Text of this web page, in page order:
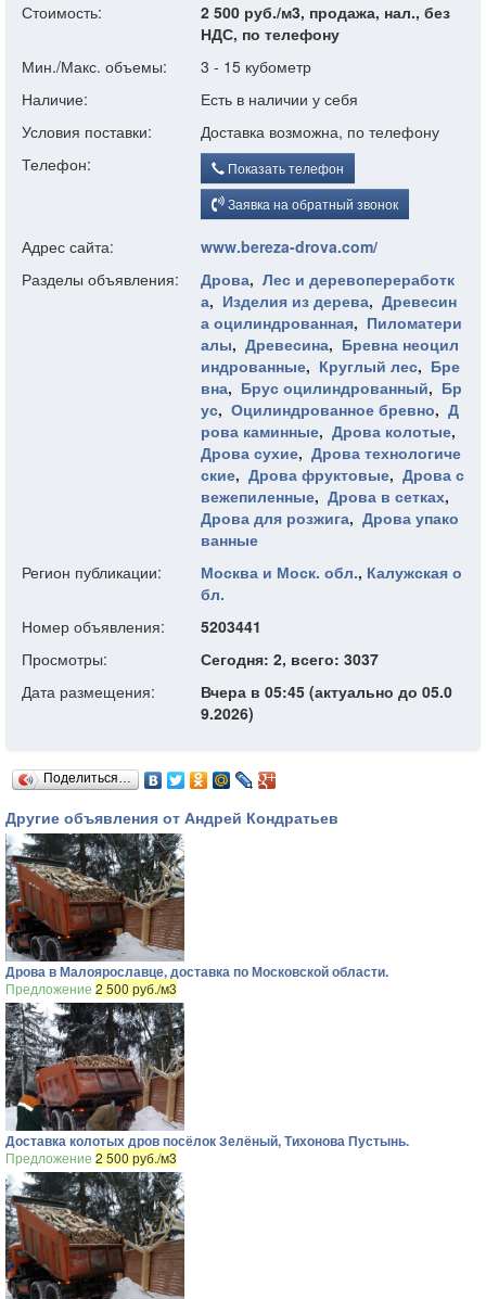
Стоимость:
2 500 руб./м3, продажа, нал., без
НДС, по телефону
Мин./Макс. объемы:
3 - 15 кубометр
Наличие:
Есть в наличии у себя
Условия поставки:
Доставка возможна, по телефону
Телефон:
Показать телефон
Заявка на обратный звонок
Адрес сайта:
www.bereza-drova.com/
Разделы объявления:
Дрова, Лес и деревопереработк
а, Изделия из дерева, Древесин
а оцилиндрованная, Пиломатери
алы, Древесина, Бревна неоцил
индрованные, Круглый лес, Бре
вна, Брус оцилиндрованный, Бр
ус, Оцилиндрованное бревно, Д
рова каминные, Дрова колотые,
Дрова сухие, Дрова технологиче
ские, Дрова фруктовые, Дрова с
вежепиленные, Дрова в сетках,
Дрова для розжига, Дрова упако
ванные
Регион публикации:
Москва и Моск. обл., Калужская о
бл.
Номер объявления:
5203441
Просмотры:
Сегодня: 2, всего: 3037
Дата размещения:
Вчера в 05:45 (актуально до 05.0
9.2026)
Поделиться…
Другие объявления от Андрей Кондратьев
Дрова в Малоярославце, доставка по Московской области.
Предложение 2 500 руб./м3
Доставка колотых дров посёлок Зелёный, Тихонова Пустынь.
Предложение 2 500 руб./м3